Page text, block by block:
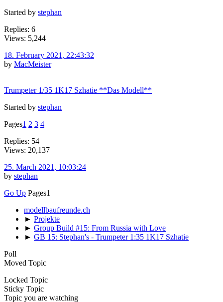
Started by stephan
Replies: 6
Views: 5,244
18. February 2021, 22:43:32
by MacMeister
Trumpeter 1/35 1K17 Szhatie **Das Modell**
Started by stephan
Pages1 2 3 4
Replies: 54
Views: 20,137
25. March 2021, 10:03:24
by stephan
Go Up Pages1
modellbaufreunde.ch
► Projekte
► Group Build #15: From Russia with Love
► GB 15: Stephan's - Trumpeter 1:35 1K17 Szhatie
Poll
Moved Topic
Locked Topic
Sticky Topic
Topic you are watching